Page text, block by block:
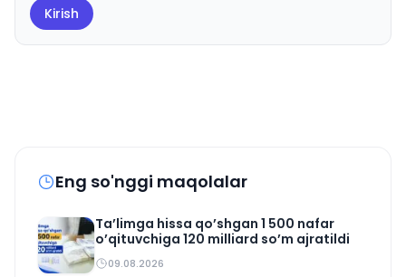
Kirish
Eng so'nggi maqolalar
Ta’limga hissa qo’shgan 1 500 nafar
o’qituvchiga 120 milliard so’m ajratildi
09.08.2026